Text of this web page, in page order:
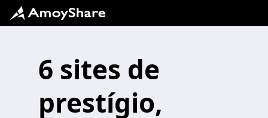
6 sites de
prestígio,